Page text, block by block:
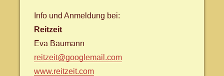
Info und Anmeldung bei:
Reitzeit
Eva Baumann
reitzeit@googlemail.com
www.reitzeit.com